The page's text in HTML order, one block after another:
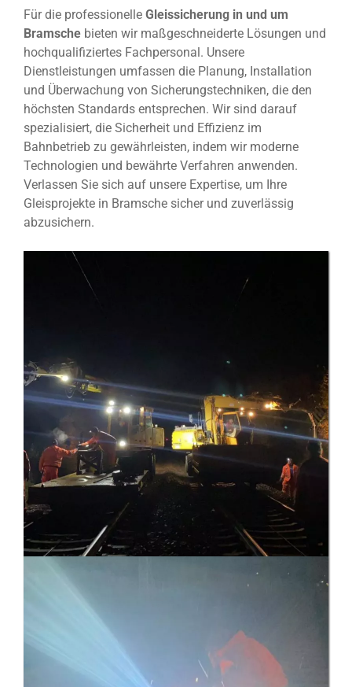
Für die professionelle Gleissicherung in und um
Bramsche bieten wir maßgeschneiderte Lösungen und
hochqualifiziertes Fachpersonal. Unsere
Dienstleistungen umfassen die Planung, Installation
und Überwachung von Sicherungstechniken, die den
höchsten Standards entsprechen. Wir sind darauf
spezialisiert, die Sicherheit und Effizienz im
Bahnbetrieb zu gewährleisten, indem wir moderne
Technologien und bewährte Verfahren anwenden.
Verlassen Sie sich auf unsere Expertise, um Ihre
Gleisprojekte in Bramsche sicher und zuverlässig
abzusichern.